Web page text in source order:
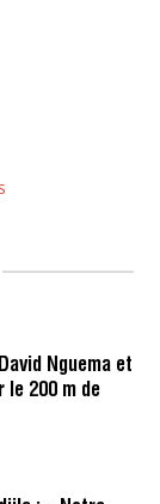
Nguema et
le 200 m de